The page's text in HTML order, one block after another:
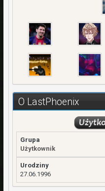
O LastPhoenix
Grupa
Użytkownik
Urodziny
27.06.1996